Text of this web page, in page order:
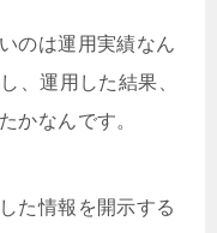
のは運用実績なん
、運用した結果、
かなんです。
た情報を開示する